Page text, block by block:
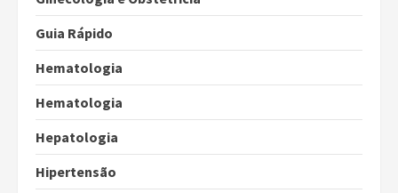
Guia Rápido
Hematologia
Hematologia
Hepatologia
Hipertensão